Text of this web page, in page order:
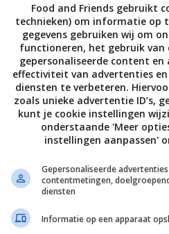
meer stuk na deze kickstarter!
bevat rauwe cacao en die
je gezondheid een flinke
reden dus om deze brownie
avocado en
toe (denk bijvoorbeeld
Food and Friends gebruikt
technieken) om informatie op
gegevens gebruiken wij om
functioneren, het gebruik van
gepersonaliseerde content
effectiviteit van advertenties
diensten te verbeteren.
zoals unieke advertentie ID’s,
kunt je cookie instellingen
onderstaande 'Meer
instellingen aanpassen'
Gepersonaliseerde
contentmetingen,
diensten
Informatie op een apparaat